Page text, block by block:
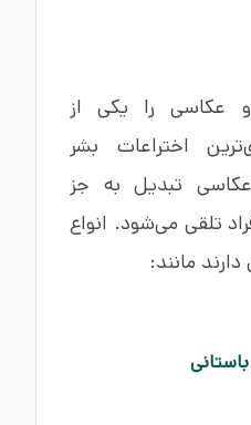
عکاسی را یکی از
اختراعات بشر
تبدیل به جز
تلقی می‌شود. انواع
مانند: